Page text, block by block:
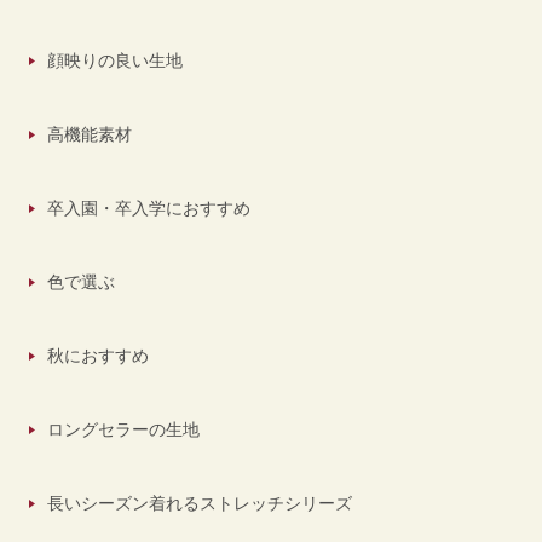
顔映りの良い生地
高機能素材
卒入園・卒入学におすすめ
色で選ぶ
秋におすすめ
ロングセラーの生地
長いシーズン着れるストレッチシリーズ